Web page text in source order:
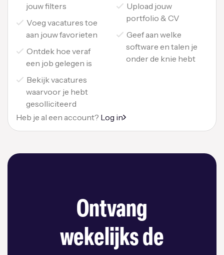
jouw filters
Voeg vacatures toe
aan jouw favorieten
Ontdek hoe veraf
een job gelegen is
Bekijk vacatures
waarvoor je hebt
gesolliciteerd
Upload jouw
portfolio & CV
Geef aan welke
software en talen je
onder de knie hebt
Heb je al een account? Log in
Ontvang
wekelijks de